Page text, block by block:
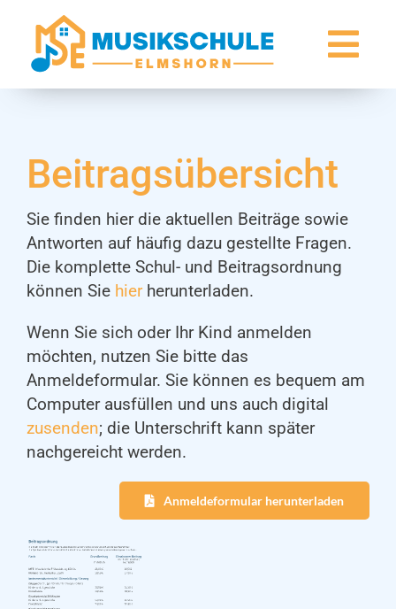
springen
Unterricht & Preise
Kontakt
Beitragsübersicht
Sie finden hier die aktuellen Beiträge sowie
Antworten auf häufig dazu gestellte Fragen.
Die komplette Schul- und Beitragsordnung
können Sie hierherunterladen.
Wenn Sie sich oder Ihr Kind anmelden
möchten, nutzen Sie bitte das
Anmeldeformular. Sie können es bequem am
Computer ausfüllen und uns auch digital
zusenden; die Unterschrift kann später
nachgereicht werden.
Anmeldeformular herunterladen